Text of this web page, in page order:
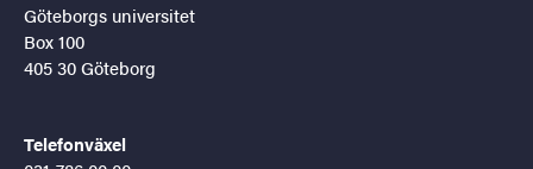
Göteborgs universitet
Box 100
405 30 Göteborg
Telefonväxel